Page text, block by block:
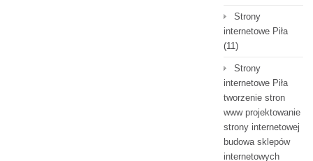
Strony
internetowe Piła
(11)
Strony
internetowe Piła
tworzenie stron
www projektowanie
strony internetowej
budowa sklepów
internetowych